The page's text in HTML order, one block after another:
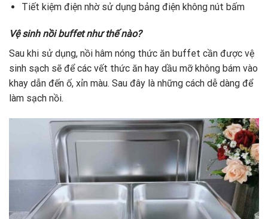
Tiết kiệm điện nhờ sử dụng bảng điện không nút bấm
Vệ sinh nồi buffet như thế nào?
Sau khi sử dụng, nồi hâm nóng thức ăn buffet cần được vệ
sinh sạch sẽ để các vết thức ăn hay dầu mỡ không bám vào
khay dẫn đến ố, xỉn màu. Sau đây là những cách dễ dàng để
làm sạch nồi.